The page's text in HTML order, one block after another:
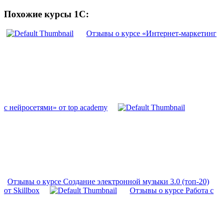
Похожие курсы 1С:
Отзывы о курсе «Интернет-маркетинг
с нейросетями» от top academy
Отзывы о курсе Создание электронной музыки 3.0 (топ-20)
от Skillbox
Отзывы о курсе Работа с